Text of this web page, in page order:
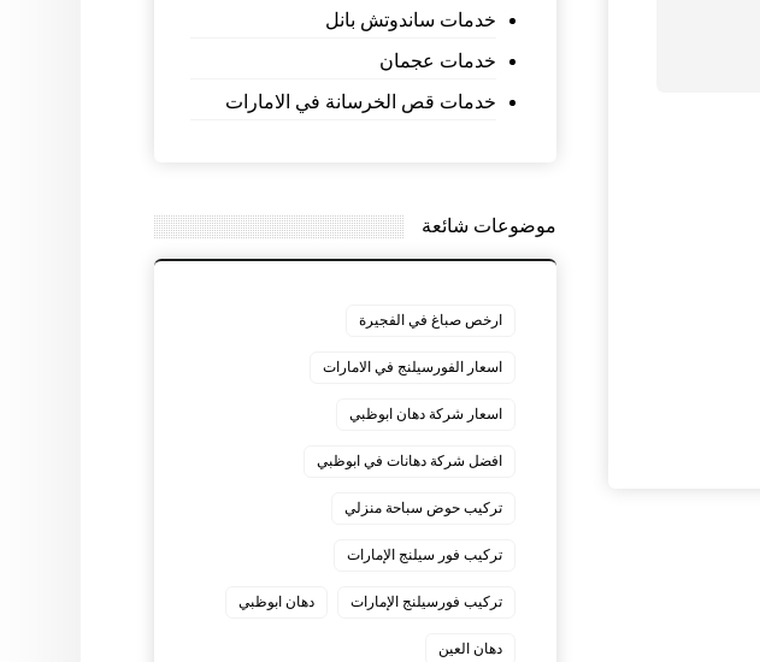
خدمات ساندوتش بانل
خدمات عجمان
خدمات قص الخرسانة في الامارات
موضوعات شائعة
ارخص صباغ في الفجيرة
اسعار الفورسيلنج في الامارات
اسعار شركة دهان ابوظبي
افضل شركة دهانات في ابوظبي
تركيب حوض سباحة منزلي
تركيب فور سيلنج الإمارات
تركيب فورسيلنج الإمارات دهان ابوظبي
دهان العين